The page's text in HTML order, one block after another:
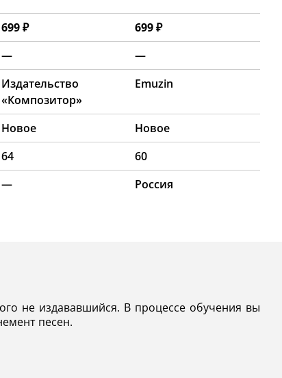
699 ₽
699 ₽
— —
Издательство
«Композитор»
Emuzin
Новое
Новое
64
60
— Россия
не издававшийся. В процессе обучения вы
песен.